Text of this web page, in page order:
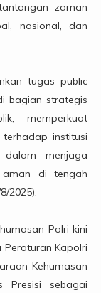
zaman
nasional, dan
tugas public
bagian strategis
memperkuat
institusi
dalam menjaga
di tengah
2025).
Polri kini
Kapolri
Kehumasan
Presisi sebagai